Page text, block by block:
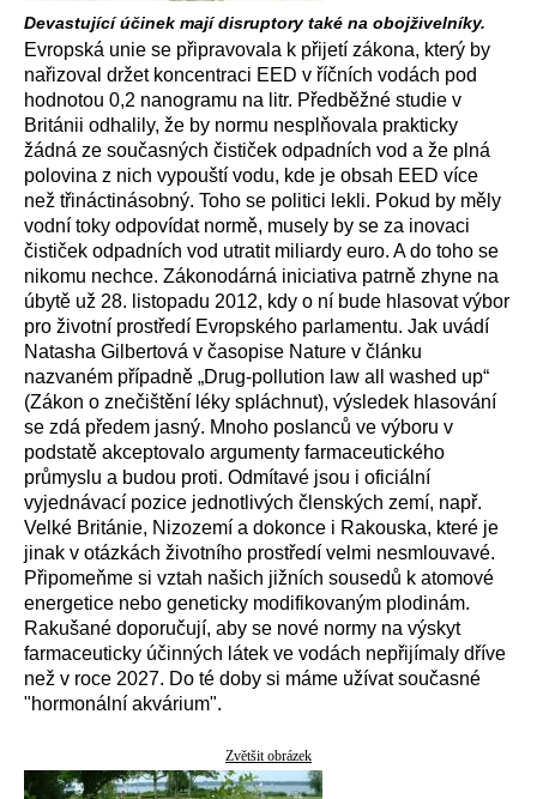
Devastující účinek mají disruptory také na obojživelníky.
Evropská unie se připravovala k přijetí zákona, který by
nařizoval držet koncentraci EED v říčních vodách pod
hodnotou 0,2 nanogramu na litr. Předběžné studie v
Británii odhalily, že by normu nesplňovala prakticky
žádná ze současných čističek odpadních vod a že plná
polovina z nich vypouští vodu, kde je obsah EED více
než třináctinásobný. Toho se politici lekli. Pokud by měly
vodní toky odpovídat normě, musely by se za inovaci
čističek odpadních vod utratit miliardy euro. A do toho se
nikomu nechce. Zákonodárná iniciativa patrně zhyne na
úbytě už 28. listopadu 2012, kdy o ní bude hlasovat výbor
pro životní prostředí Evropského parlamentu. Jak uvádí
Natasha Gilbertová v časopise Nature v článku
nazvaném případně „Drug-pollution law all washed up“
(Zákon o znečištění léky spláchnut), výsledek hlasování
se zdá předem jasný. Mnoho poslanců ve výboru v
podstatě akceptovalo argumenty farmaceutického
průmyslu a budou proti. Odmítavé jsou i oficiální
vyjednávací pozice jednotlivých členských zemí, např.
Velké Británie, Nizozemí a dokonce i Rakouska, které je
jinak v otázkách životního prostředí velmi nesmlouvavé.
Připomeňme si vztah našich jižních sousedů k atomové
energetice nebo geneticky modifikovaným plodinám.
Rakušané doporučují, aby se nové normy na výskyt
farmaceuticky účinných látek ve vodách nepřijímaly dříve
než v roce 2027. Do té doby si máme užívat současné
"hormonální akvárium".
Zvětšit obrázek